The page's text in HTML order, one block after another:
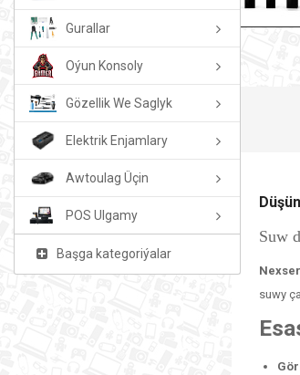
Gurallar
Oýun Konsoly
Gözellik We Saglyk
Elektrik Enjamlary
Awtoulag Üçin
POS Ulgamy
Başga kategoriýalar
Suw
suwy